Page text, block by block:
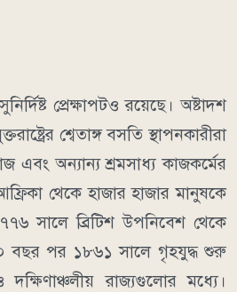
প্রেক্ষাপটও রয়েছে। অষ্টাদশ
শ্বেতাঙ্গ বসতি স্থাপনকারীরা
এবং অন্যান্য শ্রমসাধ্য কাজকর্মের
থেকে হাজার হাজার মানুষকে
সালে ব্রিটিশ উপনিবেশ থেকে
৯০ বছর পর ১৮৬১ সালে গৃহযুদ্ধ শুরু
দক্ষিণাঞ্চলীয় রাজ্যগুলোর মধ্যে।